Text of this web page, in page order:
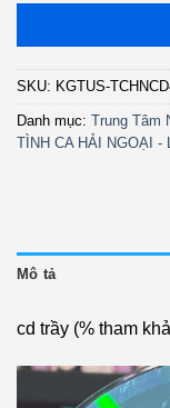
SKU: KGTUS-
Danh mục: Trung Tâm
TÌNH CA HẢI NGOẠI -
Mô tả
cd trầy (% tham